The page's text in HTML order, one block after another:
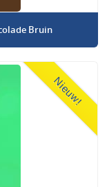
Bruin
Nieuw!